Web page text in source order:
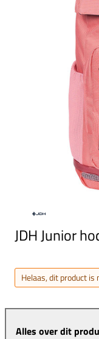
JDH Junior
Helaas, dit product is
Alles over dit